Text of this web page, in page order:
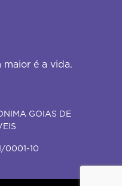
maior é a vida.
GOIAS DE
0001-10